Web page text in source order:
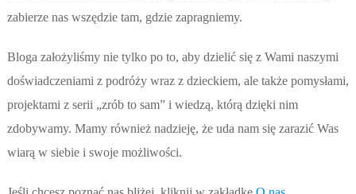
zabierze nas wszędzie tam, gdzie zapragniemy.
Bloga założyliśmy nie tylko po to, aby dzielić się z Wami naszymi
doświadczeniami z podróży wraz z dzieckiem, ale także pomysłami,
projektami z serii „zrób to sam” i wiedzą, którą dzięki nim
zdobywamy. Mamy również nadzieję, że uda nam się zarazić Was
wiarą w siebie i swoje możliwości.